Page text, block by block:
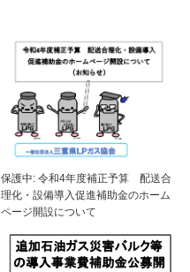
保護中: 令和4年度補正予算 配送合
理化・設備導入促進補助金のホーム
ページ開設について